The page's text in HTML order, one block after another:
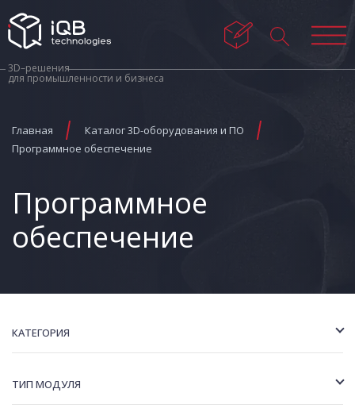
3D–решения
для промышленности и бизнеса
Главная
Каталог 3D-оборудования и ПО
Программное обеспечение
Программное
обеспечение
КАТЕГОРИЯ
ТИП МОДУЛЯ